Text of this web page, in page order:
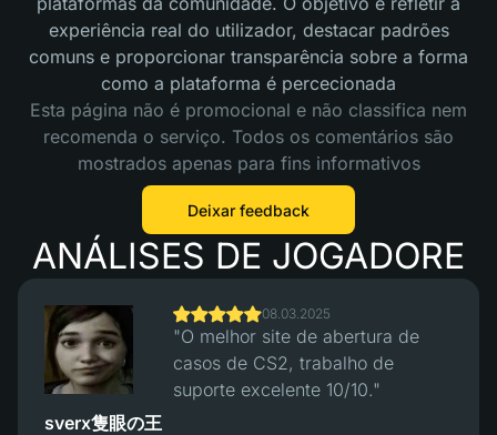
experiência real do utilizador, destacar padrões
comuns e proporcionar transparência sobre a forma
como a plataforma é percecionada
Esta página não é promocional e não classifica nem
recomenda o serviço. Todos os comentários são
mostrados apenas para fins informativos
Deixar feedback
ANÁLISES DE JOGADORE
sverx隻眼の王
08.03.2025
"O melhor site de abertura de
casos de CS2, trabalho de
suporte excelente 10/10."